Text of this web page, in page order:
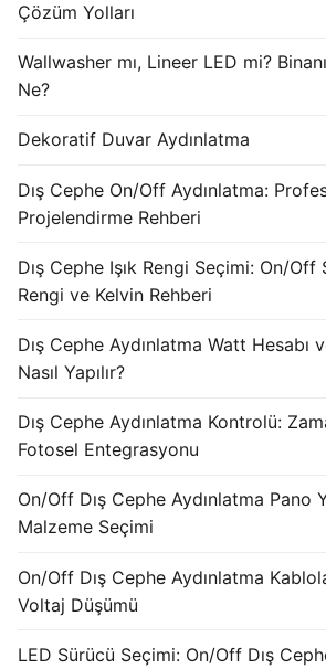
DMX Nedir? Ürün Çeşitleri
Cephe Animasyon
İLETİŞİM & SİPARİŞ
English
Arabic
Çözüm Yolları
Wallwasher mı, Lineer LED mi?
Ne?
Dekoratif Duvar Aydınlatma
Dış Cephe On/Off Aydınlatma:
Projelendirme Rehberi
Dış Cephe Işık Rengi Seçimi: On/Off
Rengi ve Kelvin Rehberi
Dış Cephe Aydınlatma Watt Hesabı
Nasıl Yapılır?
Dış Cephe Aydınlatma Kontrolü:
Fotosel Entegrasyonu
On/Off Dış Cephe Aydınlatma Pano
Malzeme Seçimi
On/Off Dış Cephe Aydınlatma
Voltaj Düşümü
LED Sürücü Seçimi: On/Off Dış